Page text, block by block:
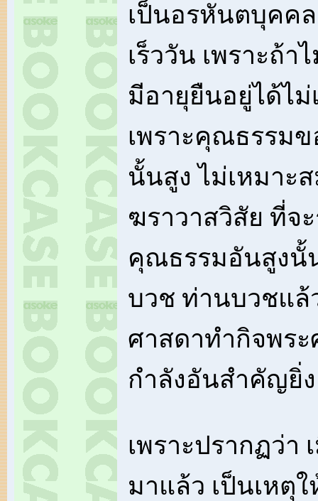
เป็นอรหันตบุคค
เร็ววัน เพราะถ้า
มีอายุยืนอยู่ได้ไ
เพราะคุณธรรม
นั้นสูง ไม่เหมาะ
ฆราวาสวิสัย ที่จ
คุณธรรมอันสูงนั้
บวช ท่านบวชแล้
ศาสดาทำกิจพระ
กำลังอันสำคัญยิ่ง
เพราะปรากฏว่า
มาแล้ว เป็นเหตุ